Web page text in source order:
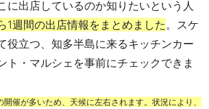
に出店しているのか知りたいという人
1週間の出店情報をまとめました。スケ
役立つ、知多半島に来るキッチンカー
ト・マルシェを事前にチェックできま
催が多いため、天候に左右されます。状況により、